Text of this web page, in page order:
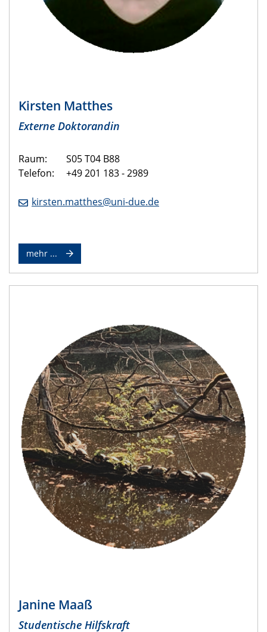
Kirsten Matthes
Externe Doktorandin
Raum: S05 T04 B88
Telefon: +49 201 183 - 2989
kirsten.matthes@uni-due.de
mehr ...
Janine Maaß
​Studentische Hilfskraft